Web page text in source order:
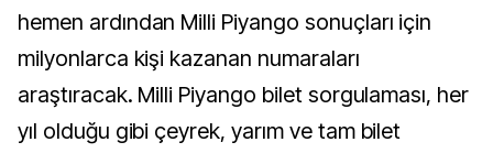
hemen ardından Milli Piyango sonuçları için
milyonlarca kişi kazanan numaraları
araştıracak. Milli Piyango bilet sorgulaması, her
yıl olduğu gibi çeyrek, yarım ve tam bilet